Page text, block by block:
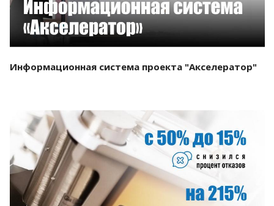
Информационная система проекта "Акселератор"